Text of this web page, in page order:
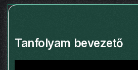
Tanfolyam bevezető